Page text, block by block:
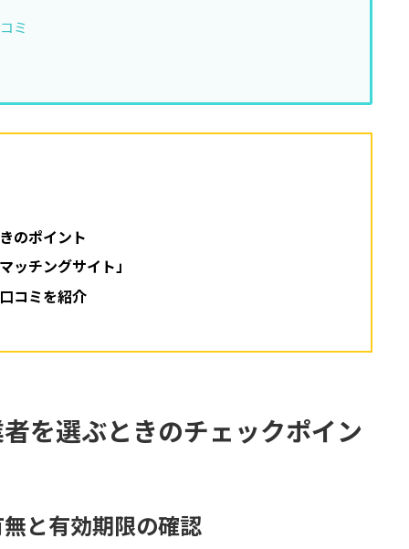
ミ
のポイント
ッチングサイト」
コミを紹介
を選ぶときのチェックポイン
と有効期限の確認